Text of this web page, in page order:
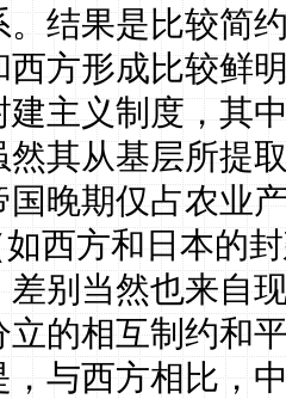
。结果是比较简
西方形成比较鲜
建主义制度，其
然其从基层所提
国晚期仅占农业
如西方和日本的
差别当然也来自
立的相互制约和
，与西方相比，